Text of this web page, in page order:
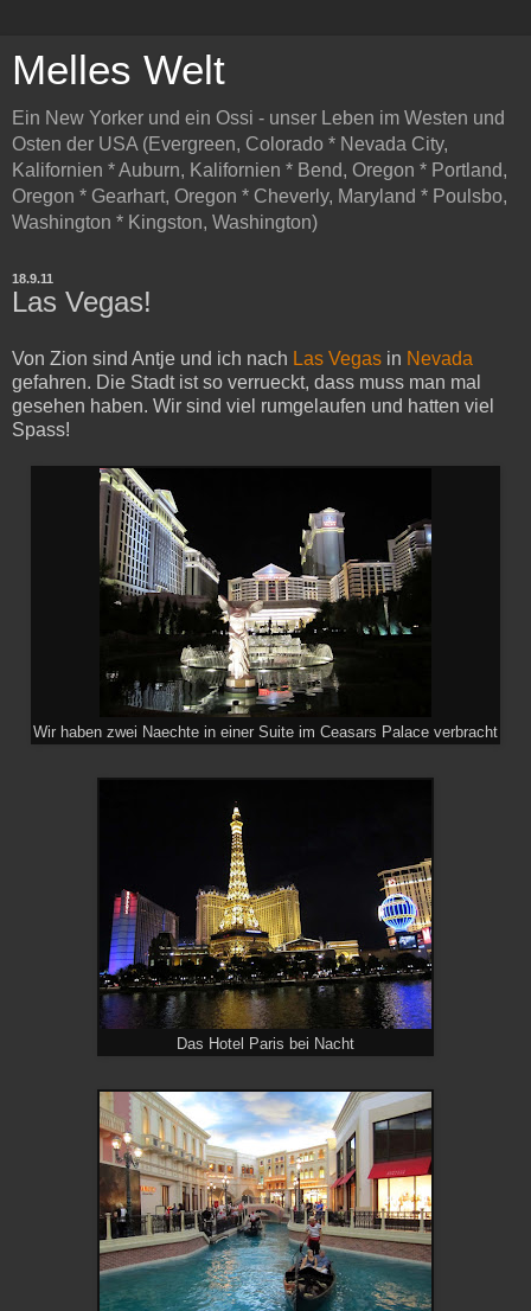
Melles Welt
Ein New Yorker und ein Ossi - unser Leben im Westen und
Osten der USA (Evergreen, Colorado * Nevada City,
Kalifornien * Auburn, Kalifornien * Bend, Oregon * Portland,
Oregon * Gearhart, Oregon * Cheverly, Maryland * Poulsbo,
Washington * Kingston, Washington)
18.9.11
Las Vegas!
Von Zion sind Antje und ich nach Las Vegas in Nevada
gefahren. Die Stadt ist so verrueckt, dass muss man mal
gesehen haben. Wir sind viel rumgelaufen und hatten viel
Spass!
Wir haben zwei Naechte in einer Suite im Ceasars Palace verbracht
Das Hotel Paris bei Nacht